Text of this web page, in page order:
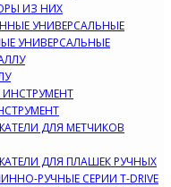
ИЗ НИХ
УНИВЕРСАЛЬНЫЕ
ДЛЯ МЕТЧИКОВ
ДЛЯ ПЛАШЕК РУЧНЫХ
РУЧНЫЕ СЕРИИ T-DRIVE